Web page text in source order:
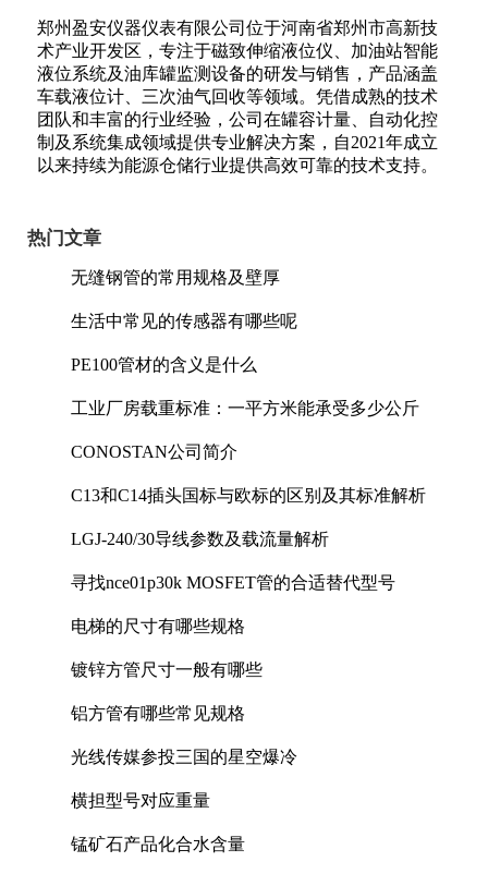
郑州盈安仪器仪表有限公司位于河南省郑州市高新技
术产业开发区，专注于磁致伸缩液位仪、加油站智能
液位系统及油库罐监测设备的研发与销售，产品涵盖
车载液位计、三次油气回收等领域。凭借成熟的技术
团队和丰富的行业经验，公司在罐容计量、自动化控
制及系统集成领域提供专业解决方案，自2021年成立
以来持续为能源仓储行业提供高效可靠的技术支持。
热门文章
无缝钢管的常用规格及壁厚
生活中常见的传感器有哪些呢
PE100管材的含义是什么
工业厂房载重标准：一平方米能承受多少公斤
CONOSTAN公司简介
C13和C14插头国标与欧标的区别及其标准解析
LGJ-240/30导线参数及载流量解析
寻找nce01p30k MOSFET管的合适替代型号
电梯的尺寸有哪些规格
镀锌方管尺寸一般有哪些
铝方管有哪些常见规格
光线传媒参投三国的星空爆冷
横担型号对应重量
锰矿石产品化合水含量